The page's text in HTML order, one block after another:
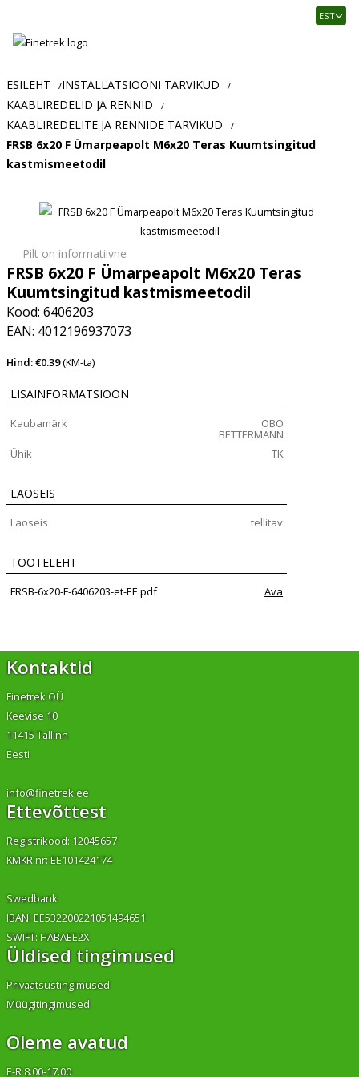
Usaldusväärne
ja
tööstusautomaatika
pood
EST
ESILEHT /INSTALLATSIOONI TARVIKUD /
KAABLIREDELID JA RENNID /
KAABLIREDELITE JA RENNIDE TARVIKUD /
FRSB 6x20 F Ümarpeapolt M6x20 Teras Kuumtsingitud
kastmismeetodil
Pilt on informatiivne
FRSB 6x20 F Ümarpeapolt M6x20 Teras
Kuumtsingitud kastmismeetodil
Kood: 6406203
EAN: 4012196937073
Hind: €0.39(KM-ta)
LISAINFORMATSIOON
Kaubamärk OBO
BETTERMANN
Ühik
TK
LAOSEIS
Laoseis tellitav
TOOTELEHT
FRSB-6x20-F-6406203-et-EE.pdf Ava
Kontaktid
Finetrek OÜ
Keevise 10
11415 Tallinn
Eesti
info@finetrek.ee
Ettevõttest
Registrikood: 12045657
KMKR nr: EE101424174
Swedbank
IBAN: EE532200221051494651
SWIFT: HABAEE2X
Üldised tingimused
Privaatsustingimused
Müügitingimused
Oleme avatud
E-R 8.00-17.00